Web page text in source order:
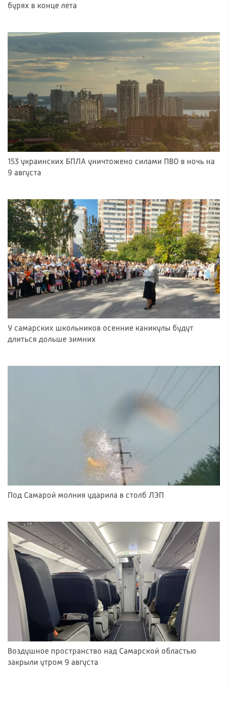
бурях в конце лета
153 украинских БПЛА уничтожено силами ПВО в ночь на
9 августа
У самарских школьников осенние каникулы будут
длиться дольше зимних
Под Самарой молния ударила в столб ЛЭП
Воздушное пространство над Самарской областью
закрыли утром 9 августа